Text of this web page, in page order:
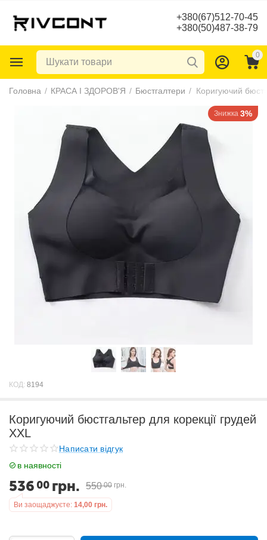
+380(67)512-70-45
+380(50)487-38-79
0
Головна / КРАСА І ЗДОРОВ'Я / Бюстгалтери /
Знижка 3%
КОД: 8194
Коригуючий бюстгальтер для корекції грудей
ХХL
Написати відгук
в наявності
536 00 грн. 550 00 грн.
Ви заощаджуєте: 14,00 грн.